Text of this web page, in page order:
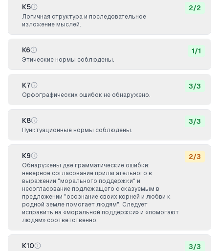
К5
Логичная структура и последовательное
изложение мыслей.
2/2
К6
Этические нормы соблюдены.
1/1
К7
Орфографических ошибок не обнаружено.
3/3
К8
Пунктуационные нормы соблюдены.
3/3
К9
Обнаружены две грамматические ошибки:
неверное согласование прилагательного в
выражении "морального поддержки" и
несогласование подлежащего с сказуемым в
предложении "осознание своих корней и любви к
родной земле помогает людям". Следует
исправить на «моральной поддержки» и «помогают
людям» соответственно.
2/3
К10 3/3